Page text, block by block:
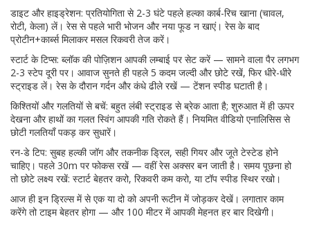
डाइट और हाइड्रेशन: प्रतियोगिता से 2-3 घंटे पहले हल्का कार्ब-रिच खाना (चावल,
रोटी, केला) लें। रेस से पहले भारी भोजन और नया फूड न खाएं। रेस के बाद
प्रोटीन+कार्ब्स मिलाकर मसल रिकवरी तेज करें।
स्टार्ट के टिप्स: ब्लॉक की पोज़िशन आपकी लम्बाई पर सेट करें — सामने वाला पैर लगभग
2-3 स्टेप दूरी पर। आवाज सुनते ही पहले 5 कदम जल्दी और छोटे रखें, फिर धीरे-धीरे
स्ट्राइड लें। रेस के दौरान गर्दन और कंधे ढीले रखें — टेंशन स्पीड घटाती है।
किश्तियों और गलतियों से बचें: बहुत लंबी स्ट्राइड से ब्रेक आता है; शुरुआत में ही ऊपर
देखना और हाथों का गलत स्विंग आपकी गति रोकते हैं। नियमित वीडियो एनालिसिस से
छोटी गलतियाँ पकड़ कर सुधारें।
रन-डे टिप: सुबह हल्की जॉग और तकनीक ड्रिल, सही गियर और जूते टेस्टेड होने
चाहिए। पहले 30m पर फोकस रखें — वहीं रेस अक्सर बन जाती है। समय पूछना हो
तो छोटे लक्ष्य रखें: स्टार्ट बेहतर करो, रिकवरी कम करो, या टॉप स्पीड स्थिर रखो।
आज ही इन ड्रिल्स में से एक या दो को अपनी रूटीन में जोड़कर देखें। लगातार काम
करेंगे तो टाइम बेहतर होगा — और 100 मीटर में आपकी मेहनत हर बार दिखेगी।